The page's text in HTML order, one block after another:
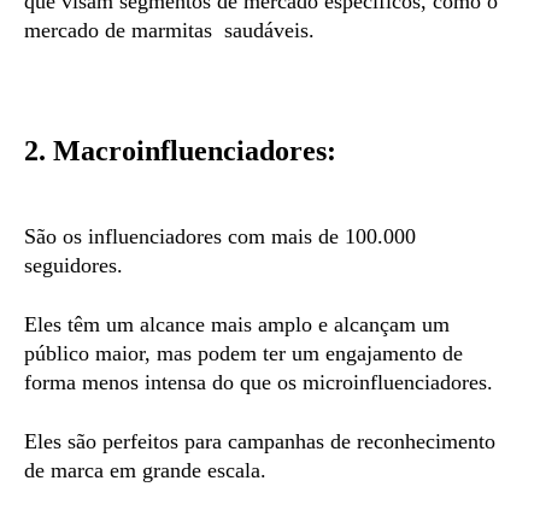
mercado de marmitas saudáveis.
2. Macroinfluenciadores:
São os influenciadores com mais de 100.000
seguidores.
Eles têm um alcance mais amplo e alcançam um
público maior, mas podem ter um engajamento de
forma menos intensa do que os microinfluenciadores.
Eles são perfeitos para campanhas de reconhecimento
de marca em grande escala.